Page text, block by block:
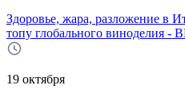
Здоровье, жара, разложение в
топу глобального виноделия -
19 октября